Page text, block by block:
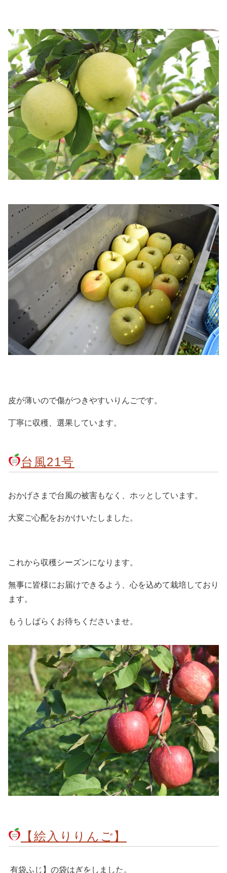
皮が薄いので傷がつきやすいりんごです。
丁寧に収穫、選果しています。
台風21号
おかげさまで台風の被害もなく、ホッとしています。
大変ご心配をおかけいたしました。
これから収穫シーズンになります。
無事に皆様にお届けできるよう、心を込めて栽培しており
ます。
もうしばらくお待ちくださいませ。
【絵入りりんご】
有袋ふじ】の袋はぎをしました。